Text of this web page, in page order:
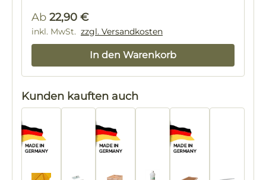
Regulärer Preis:
Ab 22,90 €
inkl. MwSt. zzgl. Versandkosten
In den Warenkorb
Produktgalerie überspringen
Kunden kauften auch